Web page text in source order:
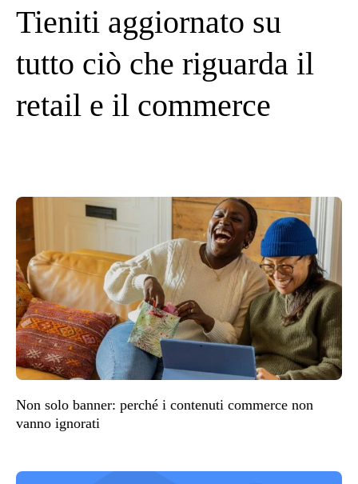
Tieniti aggiornato su
tutto ciò che riguarda il
retail e il commerce
Non solo banner: perché i contenuti commerce non
vanno ignorati